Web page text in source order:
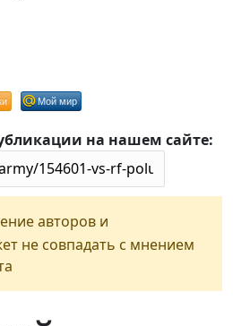
Мой мир
на нашем сайте:
авторов и
не совпадать с мнением